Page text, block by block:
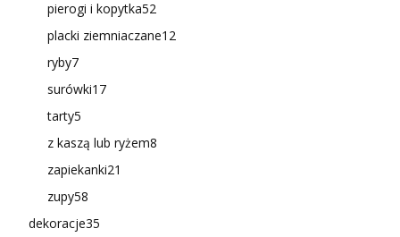
pierogi i kopytka52
placki ziemniaczane12
ryby7
surówki17
tarty5
z kaszą lub ryżem8
zapiekanki21
zupy58
dekoracje35